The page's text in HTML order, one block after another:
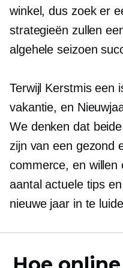
winkel, dus zoek er
strategieën zullen
algehele seizoen
Terwijl Kerstmis een
vakantie, en
We denken dat
zijn van een gezond
commerce, en willen
aantal actuele tips
nieuwe jaar in te